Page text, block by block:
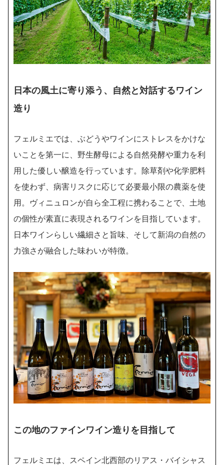
日本の風土に寄り添う、自然と対話するワイン
造り
フェルミエでは、ぶどうやワインにストレスをかけな
いことを第一に、野生酵母による自然発酵や重力を利
用した優しい醸造を行っています。除草剤や化学肥料
を使わず、病害リスクに応じて必要最小限の農薬を使
用。ヴィニュロンが自ら全工程に携わることで、土地
の個性が素直に表現されるワインを目指しています。
日本ワインらしい繊細さと旨味、そして新潟の自然の
力強さが融合した味わいが特徴。
この地のファインワイン造りを目指して
フェルミエは、スペイン北西部のリアス・バイシャス